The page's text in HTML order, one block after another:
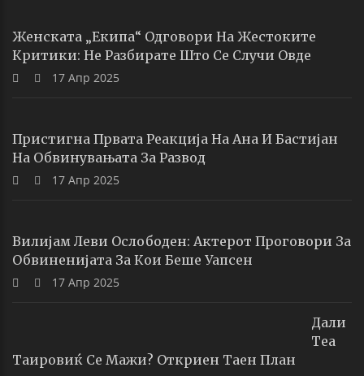
Женската „екипа“ Одговори На Жестоките
Критики: Не Разбирате Што Се Случи Овде
17 Апр 2025
Пристигна Првата Реакција На Ана И Бастијан
На Обвинувањата За Развод
17 Апр 2025
Вилијам Леви Ослободен: Актерот Проговори За
Обвиненијата За Кои Беше Уапсен
17 Апр 2025
Дали
Теа
Таировиќ Се Мажи? Откриен Таен План